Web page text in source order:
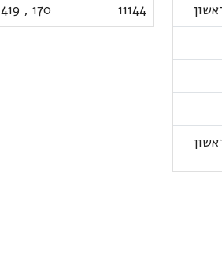
11144
170
,
419